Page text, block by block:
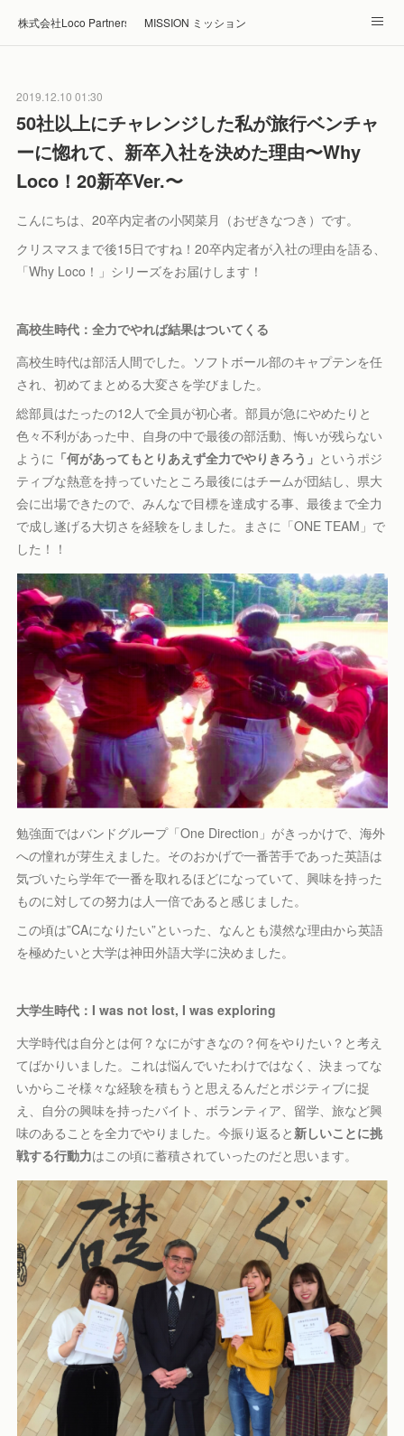
株式会社Loco Partners 🏠HomeMISSION ミッション
Blog ブログ
2019.12.10 01:30
50社以上にチャレンジした私が旅行ベンチャ
ーに惚れて、新卒入社を決めた理由〜Why
Loco！20新卒Ver.〜
こんにちは、20卒内定者の小関菜月（おぜきなつき）です。
クリスマスまで後15日ですね！20卒内定者が入社の理由を語る、
「Why Loco！」シリーズをお届けします！
高校生時代：全力でやれば結果はついてくる
高校生時代は部活人間でした。ソフトボール部のキャプテンを任
され、初めてまとめる大変さを学びました。
総部員はたったの12人で全員が初心者。部員が急にやめたりと
色々不利があった中、自身の中で最後の部活動、悔いが残らない
ように 「何があってもとりあえず全力でやりきろう」 というポジ
ティブな熱意を持っていたところ最後にはチームが団結し、県大
会に出場できたので、みんなで目標を達成する事、最後まで全力
で成し遂げる大切さを経験をしました。まさに「ONE TEAM」で
した！！
勉強面ではバンドグループ「One Direction」がきっかけで、海外
への憧れが芽生えました。そのおかげで一番苦手であった英語は
気づいたら学年で一番を取れるほどになっていて、興味を持った
ものに対しての努力は人一倍であると感じました。
この頃は”CAになりたい”といった、なんとも漠然な理由から英語
を極めたいと大学は神田外語大学に決めました。
大学生時代 ： I was not lost, I was exploring
大学時代は自分とは何？なにがすきなの？何をやりたい？と考え
てばかりいました。これは悩んでいたわけではなく、決まってな
いからこそ様々な経験を積もうと思えるんだとポジティブに捉
え、自分の興味を持ったバイト、ボランティア、留学、旅など興
味のあることを全力でやりました。今振り返ると新しいことに挑
戦する行動力はこの頃に蓄積されていったのだと思います。